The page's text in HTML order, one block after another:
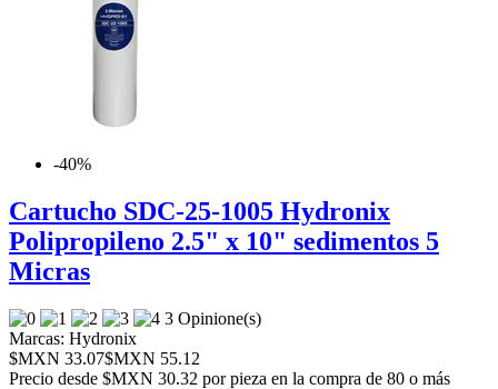
-40%
Cartucho SDC-25-1005 Hydronix
Polipropileno 2.5" x 10" sedimentos 5
Micras
3 Opinione(s)
Marcas: Hydronix
$MXN 33.07$MXN 55.12
Precio desde $MXN 30.32 por pieza en la compra de 80 o más